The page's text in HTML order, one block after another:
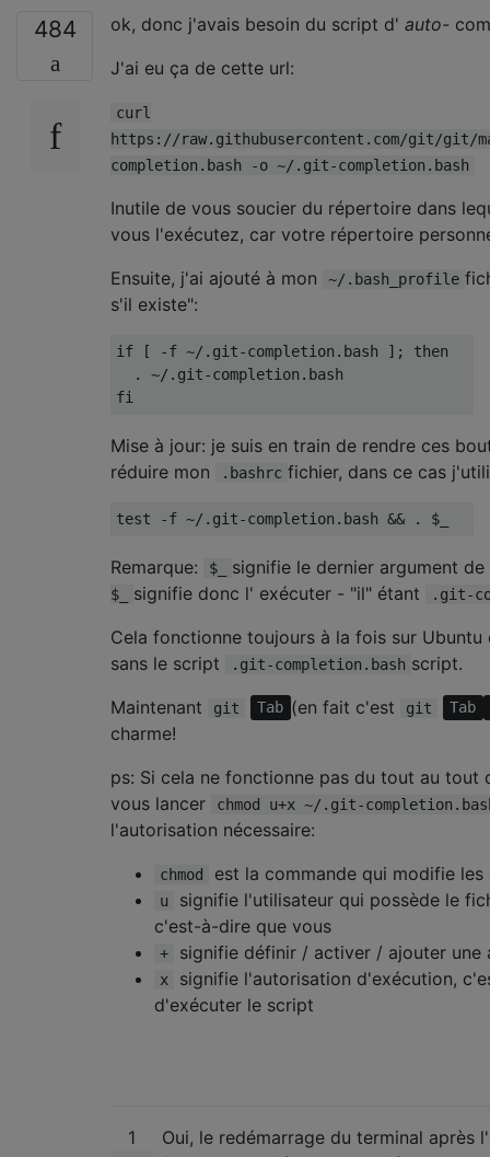
484 ok, donc j'avais besoin du script d' auto-
J'ai eu ça de cette url:
curl
https://raw.githubusercontent.com/git/git/
completion.bash -o ~/.git-completion.bash
Inutile de vous soucier du répertoire dans
vous l'exécutez, car votre répertoire
Ensuite, j'ai ajouté à mon
~/.bash_profile
s'il existe":
if [ -f ~/. git-completion . bash ];
then
.
~/. git-completion . bash
fi
Mise à jour: je suis en train de rendre ces
réduire mon
.bashrc fichier, dans ce cas
test -f ~/. git-completion . bash && . $_
Remarque: $_ signifie le dernier argument
$_ signifie donc l' exécuter - "il" étant .git-
Cela fonctionne toujours à la fois sur Ubuntu
sans le script
.git-completion.bash script.
Maintenant
git Tab (en fait c'est git Tab
charme!
ps: Si cela ne fonctionne pas du tout au
vous lancer
chmod u+x ~/.git-
l'autorisation nécessaire:
chmod est la commande qui modifie
u
signifie l'utilisateur qui possède le
c'est-à-dire que vous
+ signifie définir / activer / ajouter une
x
signifie l'autorisation d'exécution,
d'exécuter le script
1
Oui, le redémarrage du terminal après